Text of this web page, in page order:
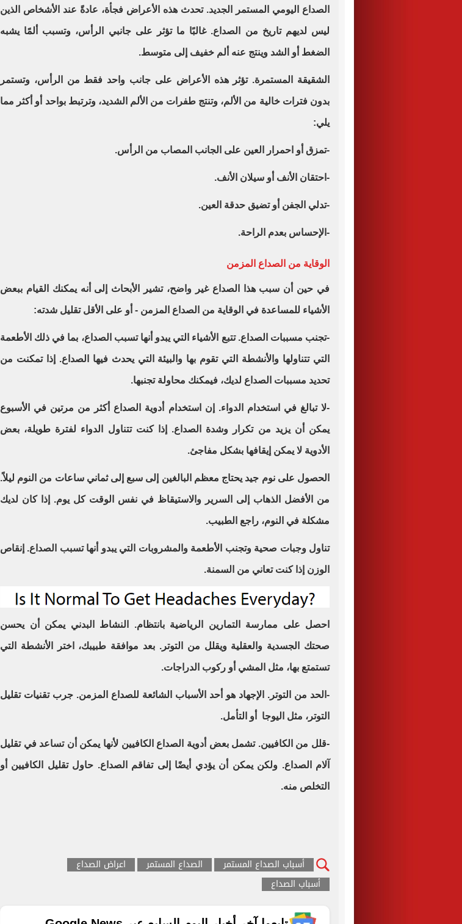
الصداع اليومي المستمر الجديد. تحدث هذه الأعراض فجأة، عادةً عند الأشخاص الذين
ليس لديهم تاريخ من الصداع. غالبًا ما تؤثر على جانبي الرأس، وتسبب ألمًا يشبه
الضغط أو الشد وينتج عنه ألم خفيف إلى متوسط.
الشقيقة المستمرة. تؤثر هذه الأعراض على جانب واحد فقط من الرأس، وتستمر
بدون فترات خالية من الألم، وتنتج طفرات من الألم الشديد، وترتبط بواحد أو أكثر مما
يلي:
-تمزق أو احمرار العين على الجانب المصاب من الرأس.
-احتقان الأنف أو سيلان الأنف.
-تدلي الجفن أو تضيق حدقة العين.
-الإحساس بعدم الراحة.
الوقاية من الصداع المزمن
في حين أن سبب هذا الصداع غير واضح، تشير الأبحاث إلى أنه يمكنك القيام ببعض
الأشياء للمساعدة في الوقاية من الصداع المزمن - أو على الأقل تقليل شدته:
-تجنب مسببات الصداع. تتبع الأشياء التي يبدو أنها تسبب الصداع، بما في ذلك الأطعمة
التي تتناولها والأنشطة التي تقوم بها والبيئة التي يحدث فيها الصداع. إذا تمكنت من
تحديد مسببات الصداع لديك، فيمكنك محاولة تجنبها.
-لا تبالغ في استخدام الدواء. إن استخدام أدوية الصداع أكثر من مرتين في الأسبوع
يمكن أن يزيد من تكرار وشدة الصداع. إذا كنت تتناول الدواء لفترة طويلة، بعض
الأدوية لا يمكن إيقافها بشكل مفاجئ.
الحصول على نوم جيد يحتاج معظم البالغين إلى سبع إلى ثماني ساعات من النوم ليلاً.
من الأفضل الذهاب إلى السرير والاستيقاظ في نفس الوقت كل يوم. إذا كان لديك
مشكلة في النوم، راجع الطبيب.
تناول وجبات صحية وتجنب الأطعمة والمشروبات التي يبدو أنها تسبب الصداع. إنقاص
الوزن إذا كنت تعاني من السمنة.
احصل على ممارسة التمارين الرياضية بانتظام. النشاط البدني يمكن أن يحسن
صحتك الجسدية والعقلية ويقلل من التوتر. بعد موافقة طبيبك، اختر الأنشطة التي
تستمتع بها، مثل المشي أو ركوب الدراجات.
-الحد من التوتر. الإجهاد هو أحد الأسباب الشائعة للصداع المزمن. جرب تقنيات تقليل
التوتر، مثل اليوجا أو التأمل.
-قلل من الكافيين. تشمل بعض أدوية الصداع الكافيين لأنها يمكن أن تساعد في تقليل
آلام الصداع. ولكن يمكن أن يؤدي أيضًا إلى تفاقم الصداع. حاول تقليل الكافيين أو
التخلص منه.
أسباب الصداع المستمر الصداع المستمر
اعراض الصداع
أسباب الصداع